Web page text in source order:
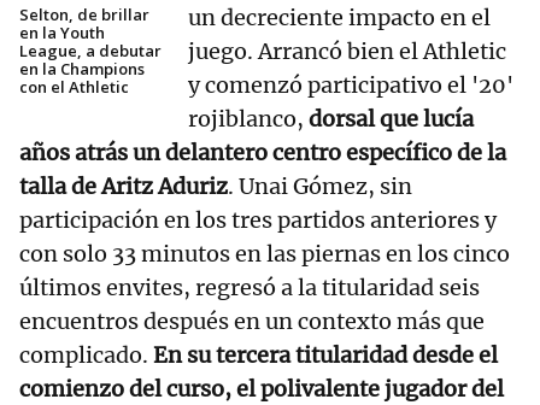
Selton, de brillar
en la Youth
League, a debutar
en la Champions
con el Athletic
un decreciente impacto en el
juego. Arrancó bien el Athletic
y comenzó participativo el '20'
rojiblanco, dorsal que lucía
años atrás un delantero centro específico de la
talla de Aritz Aduriz. Unai Gómez, sin
participación en los tres partidos anteriores y
con solo 33 minutos en las piernas en los cinco
últimos envites, regresó a la titularidad seis
encuentros después en un contexto más que
complicado. En su tercera titularidad desde el
comienzo del curso, el polivalente jugador del